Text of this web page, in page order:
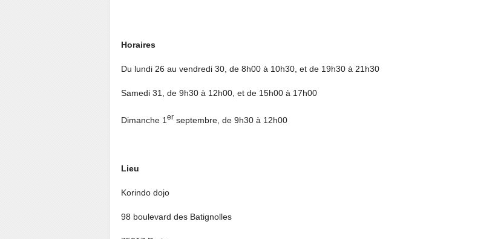
Horaires
Du lundi 26 au vendredi 30, de 8h00 à 10h30, et de 19h30 à 21h30
Samedi 31, de 9h30 à 12h00, et de 15h00 à 17h00
Dimanche 1 er septembre, de 9h30 à 12h00
Lieu
Korindo dojo
98 boulevard des Batignolles